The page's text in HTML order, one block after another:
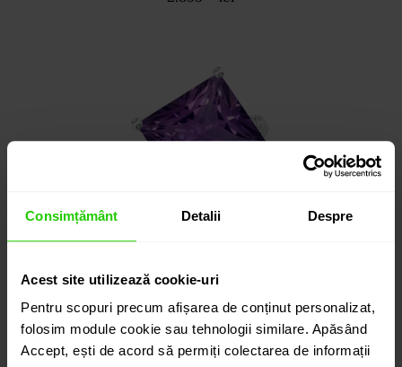
Consimțământ Detalii Despre
Acest site utilizează cookie-uri
Pentru scopuri precum afișarea de conținut personalizat,
folosim module cookie sau tehnologii similare. Apăsând
Accept, ești de acord să permiți colectarea de informații
INEL TIMELESS
aur 18k / ametist / diamante